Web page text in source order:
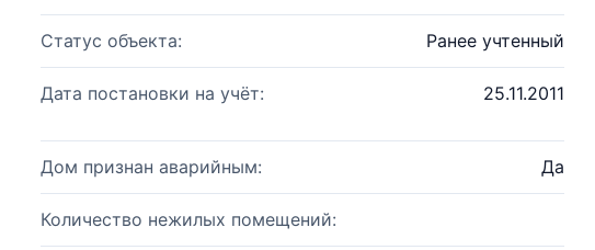
Статус объекта: Ранее учтенный
Дата постановки на учёт: 25.11.2011
Дом признан аварийным: Да
Количество нежилых помещений: